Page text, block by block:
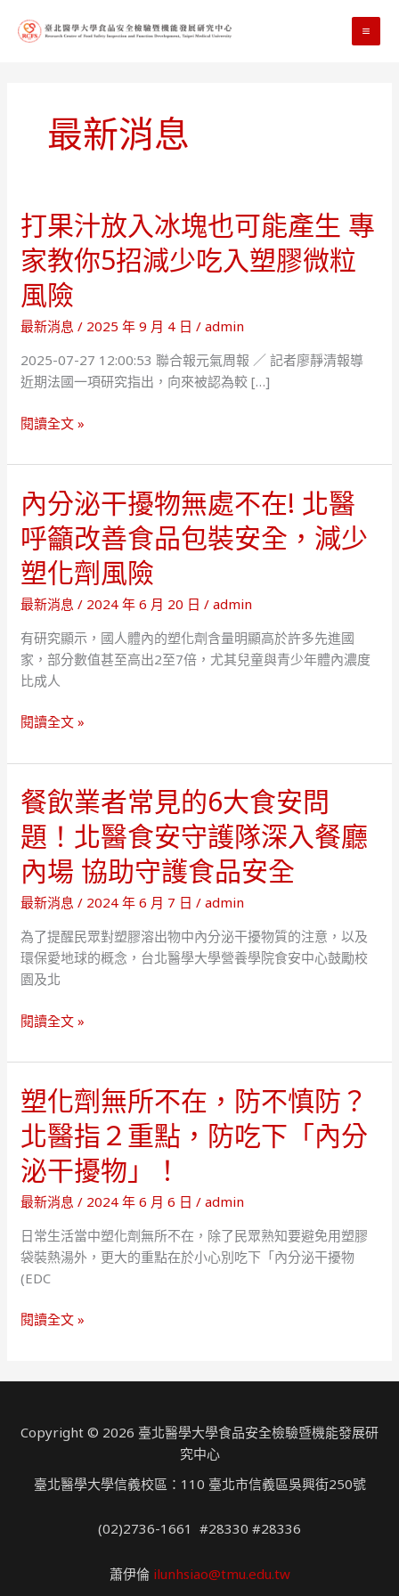
最新消息
打果汁放入冰塊也可能產生 專
家教你5招減少吃入塑膠微粒
風險
最新消息 / 2025 年 9 月 4 日/admin
2025-07-27 12:00:53 聯合報元氣周報 ／ 記者廖靜清報導
近期法國一項研究指出，向來被認為較 […]
打
汁
入
冰
塊
也
能
產
生
專
教
5
招
減
少
吃
入
塑
膠
微
粒
風
閱讀全文 »
內分泌干擾物無處不在! 北醫
呼籲改善食品包裝安全，減少
塑化劑風險
最新消息 / 2024 年 6 月 20 日/admin
有研究顯示，國人體內的塑化劑含量明顯高於許多先進國
家，部分數值甚至高出2至7倍，尤其兒童與青少年體內濃度
比成人
內
泌
干
擾
物
無
處
不
在!
北
醫
呼
改
食
品
包
裝
安
全，
減
少
塑
化
劑
險
閱讀全文 »
餐飲業者常見的6大食安問
題！北醫食安守護隊深入餐廳
內場 協助守護食品安全
最新消息 / 2024 年 6 月 7 日/admin
為了提醒民眾對塑膠溶出物中內分泌干擾物質的注意，以及
環保愛地球的概念，台北醫學大學營養學院食安中心鼓勵校
園及北
餐
業
常
見
的
6
食
安
問
題！
醫
守
隊
閱讀全文 »
塑化劑無所不在，防不慎防？
北醫指２重點，防吃下「內分
泌干擾物」！
最新消息 / 2024 年 6 月 6 日/admin
日常生活當中塑化劑無所不在，除了民眾熟知要避免用塑膠
袋裝熱湯外，更大的重點在於小心別吃下「內分泌干擾物
(EDC
塑
無
不
在，
閱讀全文 »
Copyright © 2026 臺北醫學大學食品安全檢驗暨機能發展研
究中心
臺北醫學大學信義校區：110 臺北市信義區吳興街250號
(02)2736-1661 #28330 #28336
蕭伊倫 ilunhsiao@tmu.edu.tw